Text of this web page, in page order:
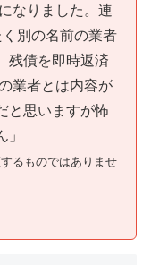
なりました。連
別の名前の業者
残債を即時返済
業者とは内容が
と思いますが怖
るものではありませ